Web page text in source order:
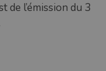
de l’émission du 3